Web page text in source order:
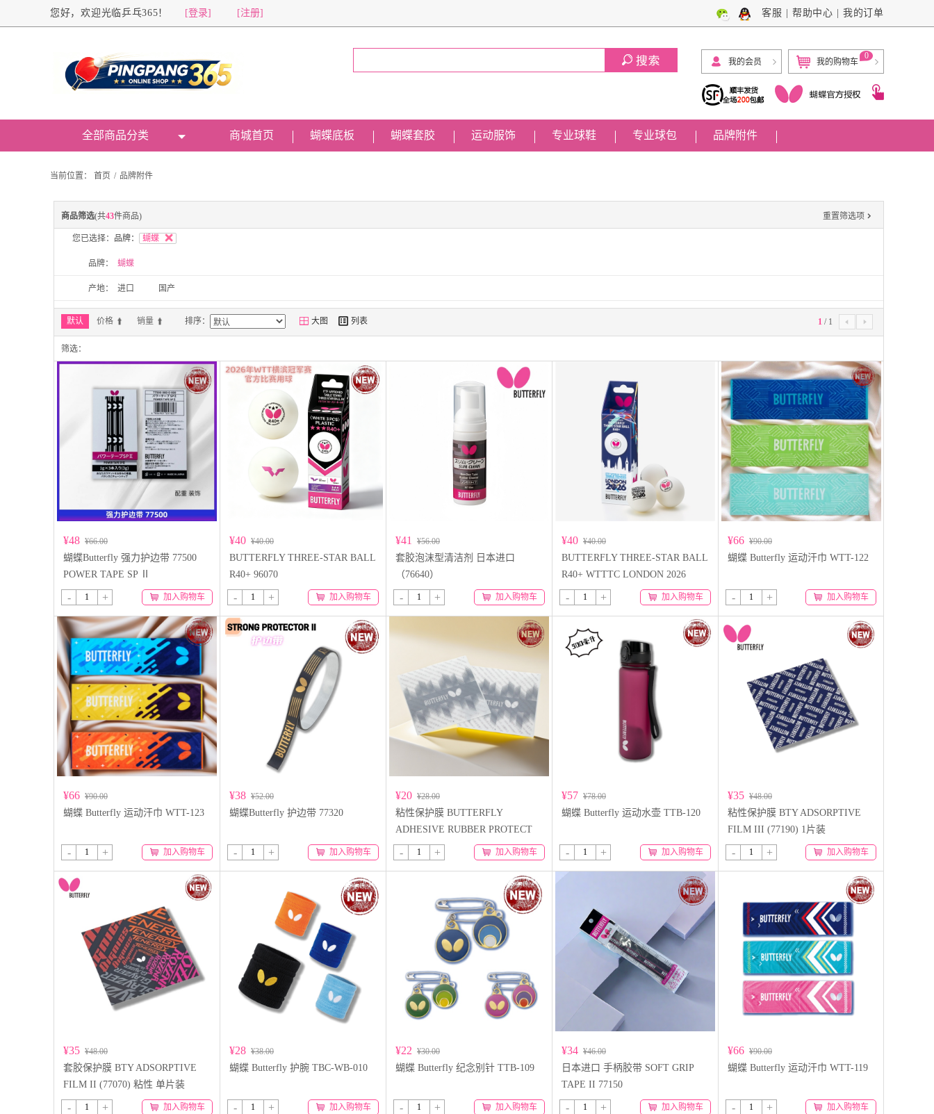
您好，欢迎光临乒乓365！ [登录] [注册] 客服 帮助中心 我的订单
我的会员 我的购物车
0
全部商品分类 商城首页 蝴蝶底板 蝴蝶套胶 运动服饰 专业球鞋 专业球包 品牌附件
当前位置： 首页 / 品牌附件
商品筛选(共43件商品) 重置筛选项 
您已选择： 品牌： 蝴蝶
品牌： 蝴蝶
产地： 进口 国产
默认 价格 销量 排序：  大图  列表 1 / 1  
筛选：
¥48 ¥66.00
蝴蝶Butterfly 强力护边带 77500
POWER TAPE SP Ⅱ
- + 加入购物车
¥40 ¥40.00
BUTTERFLY THREE-STAR BALL
R40+ 96070
- + 加入购物车
¥41 ¥56.00
套胶泡沫型清洁剂 日本进口
（76640）
- + 加入购物车
¥40 ¥40.00
BUTTERFLY THREE-STAR BALL
R40+ WTTTC LONDON 2026
96060
- + 加入购物车
¥66 ¥90.00
蝴蝶 Butterfly 运动汗巾 WTT-122
- + 加入购物车
¥66 ¥90.00
蝴蝶 Butterfly 运动汗巾 WTT-123
- + 加入购物车
¥38 ¥52.00
蝴蝶Butterfly 护边带 77320
- + 加入购物车
¥20 ¥28.00
粘性保护膜 BUTTERFLY
ADHESIVE RUBBER PROTECT
FILM IV 77340 2片装
- + 加入购物车
¥57 ¥78.00
蝴蝶 Butterfly 运动水壶 TTB-120
- + 加入购物车
¥35 ¥48.00
粘性保护膜 BTY ADSORPTIVE
FILM III (77190) 1片装
- + 加入购物车
¥35 ¥48.00
套胶保护膜 BTY ADSORPTIVE
FILM II (77070) 粘性 单片装
- + 加入购物车
¥28 ¥38.00
蝴蝶 Butterfly 护腕 TBC-WB-010
- + 加入购物车
¥22 ¥30.00
蝴蝶 Butterfly 纪念别针 TTB-109
- + 加入购物车
¥34 ¥46.00
日本进口 手柄胶带 SOFT GRIP
TAPE II 77150
- + 加入购物车
¥66 ¥90.00
蝴蝶 Butterfly 运动汗巾 WTT-119
- + 加入购物车